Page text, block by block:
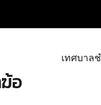
อ
เทศบาล